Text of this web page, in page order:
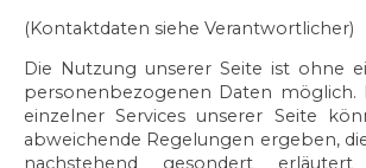
(Kontaktdaten siehe Verantwortlicher)
Die Nutzung unserer Seite ist ohne
personenbezogenen Daten möglich.
einzelner Services unserer Seite
abweichende Regelungen ergeben,
nachstehend gesondert